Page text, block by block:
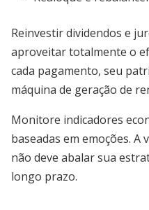
Reinvestir dividendos e
aproveitar totalmente o
cada pagamento, seu
máquina de geração de
Monitore indicadores
baseadas em emoções.
não deve abalar sua
longo prazo.